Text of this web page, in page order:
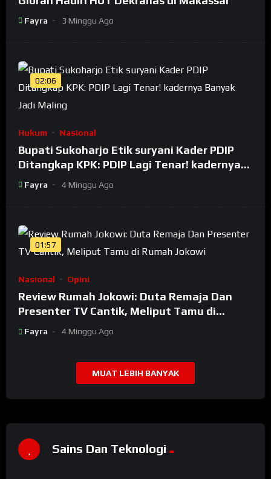
Fayra 3 Minggu Ago
02:06
Hukum Nasional
Bupati Sukoharjo Etik suryani Kader PDIP
Ditangkap KPK: PDIP Lagi Tenar! kadernya
Banyak Jadi Maling
Fayra 4 Minggu Ago
01:57
Nasional Opini
Review Rumah Jokowi: Duta Remaja Dan
Presenter TV Cantik, Meliput Tamu di
Fayra 4 Minggu Ago
MUAT LEBIH BANYAK
Sains Dan Teknologi